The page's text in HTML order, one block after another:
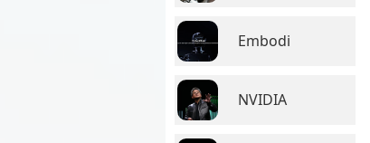
Embodi
NVIDIA